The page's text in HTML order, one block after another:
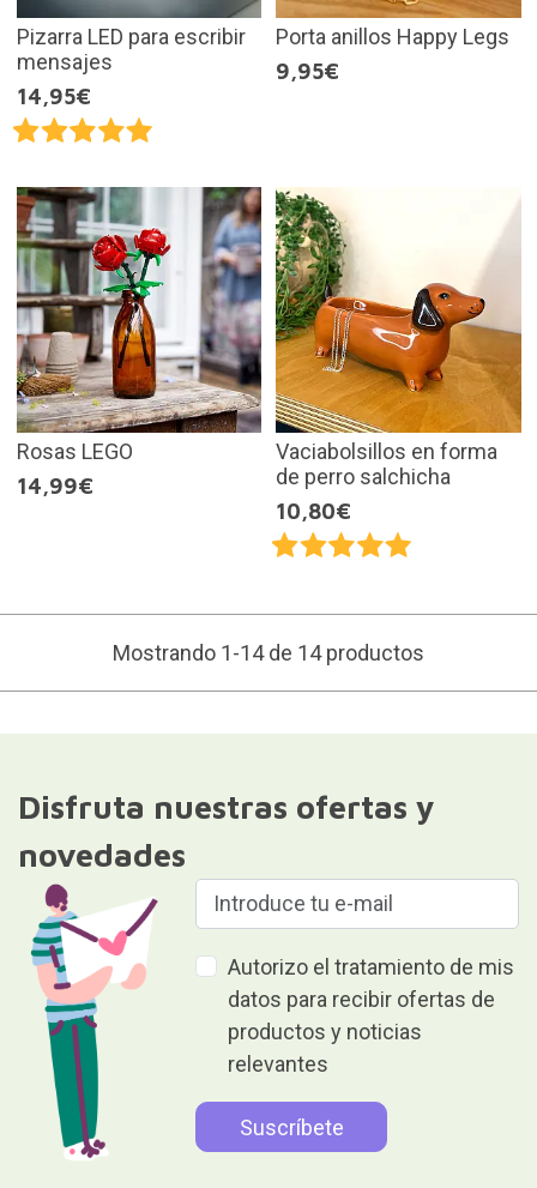
Pizarra LED para escribir
mensajes
14,95€
Porta anillos Happy Legs
9,95€
Rosas LEGO
14,99€
Vaciabolsillos en forma
de perro salchicha
10,80€
Mostrando 1-14 de 14 productos
Disfruta nuestras ofertas y
novedades
Autorizo el tratamiento de mis
datos para recibir ofertas de
productos y noticias
relevantes